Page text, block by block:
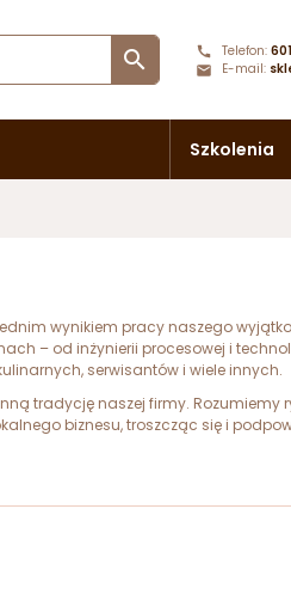
 Telefon:
E-mail:
Szkolenia
wynikiem pracy naszego
– od inżynierii procesowej i
serwisantów i wiele innych.
tradycję naszej firmy.
biznesu, troszcząc się i